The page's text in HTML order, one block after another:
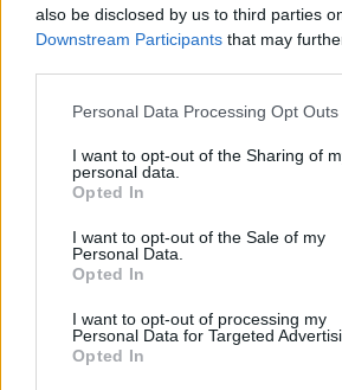
also be disclosed by us to third parties
Downstream Participants that may
Personal Data Processing Opt Outs
I want to opt-out of the Sharing of
personal data.
Opted In
I want to opt-out of the Sale of my
Personal Data.
Opted In
I want to opt-out of processing my
Personal Data for Targeted
Opted In
Día Internacional del
10 de agosto de 2026